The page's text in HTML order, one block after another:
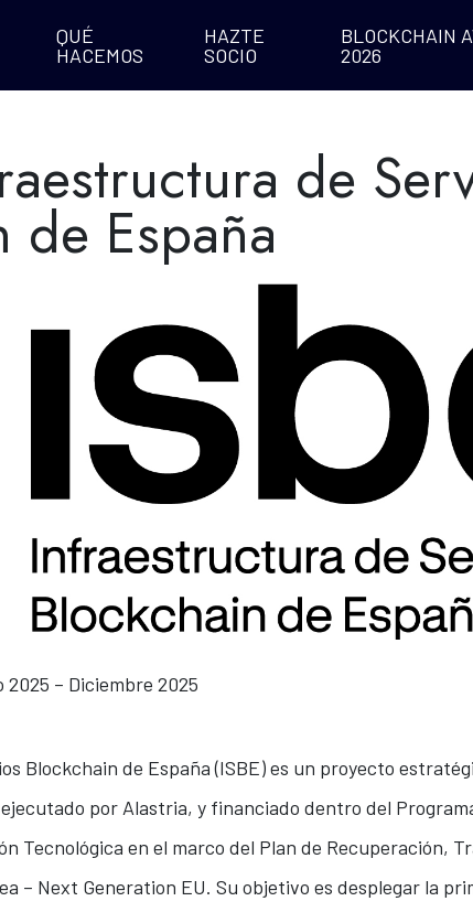
QUÉ
HACEMOS
HAZTE
SOCIO
BLOCKCHAIN
2026
de
de España
2025 – Diciembre 2025
Blockchain de España (ISBE) es un proyecto
por Alastria, y financiado dentro del
Tecnológica en el marco del Plan de Recuperación,
– Next Generation EU. Su objetivo es desplegar la